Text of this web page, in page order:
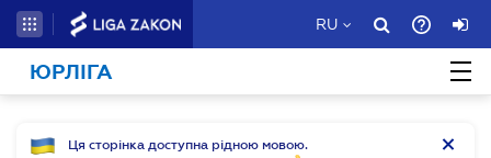
RU
ЮРЛІГА
Ця сторінка доступна рідною мовою.